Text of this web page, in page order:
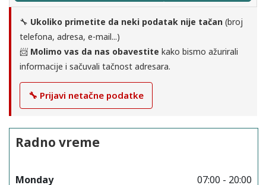
🔧 Ukoliko primetite da neki podatak nije tačan (broj
telefona, adresa, e-mail...)
📨 Molimo vas da nas obavestite kako bismo ažurirali
informacije i sačuvali tačnost adresara.
🔧 Prijavi netačne podatke
Radno vreme
Monday
07:00 - 20:00